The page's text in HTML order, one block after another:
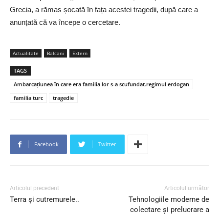
Grecia, a rămas șocată în fața acestei tragedii, după care a
anunțată că va începe o cercetare.
Actualitate Balcani Extern
TAGS
Ambarcaţiunea în care era familia lor s-a scufundat.regimul erdogan
familia turc
tragedie
Facebook Twitter
Articolul precedent
Terra şi cutremurele..
Articolul următor
Tehnologiile moderne de
colectare și prelucrare a